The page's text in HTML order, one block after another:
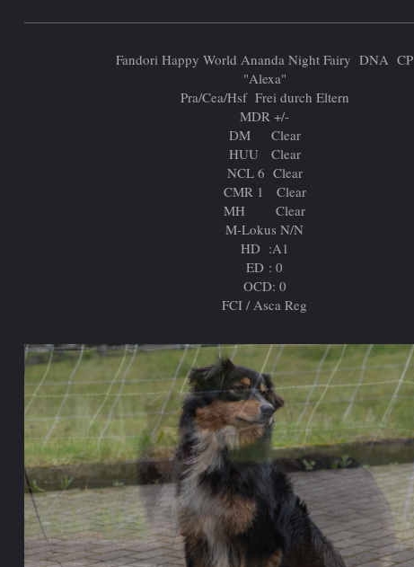
Fandori Happy World Ananda Night Fairy DNA CP
"Alexa"
Pra/Cea/Hsf Frei durch Eltern
MDR +/-
DM Clear
HUU Clear
NCL 6 Clear
CMR 1 Clear
MH Clear
M-Lokus N/N
HD :A1
ED : 0
OCD: 0
FCI / Asca Reg